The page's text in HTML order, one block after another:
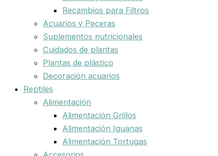
Recambios para Filtros
Acuarios y Peceras
Suplementos nutricionales
Cuidados de plantas
Plantas de plástico
Decoración acuarios
Reptiles
Alimentación
Alimentación Grillos
Alimentación Iguanas
Alimentación Tortugas